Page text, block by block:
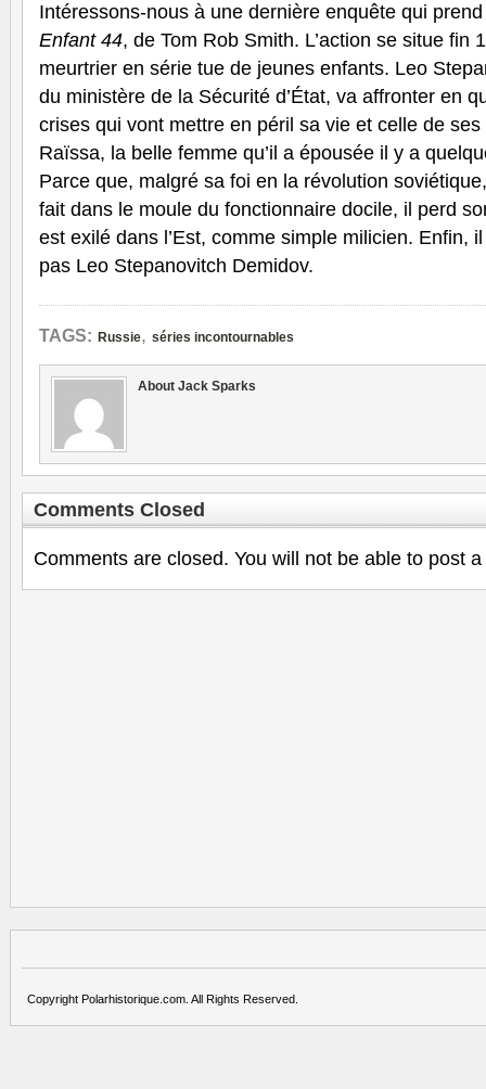
Intéressons-nous à une dernière enquête qui
Enfant 44, de Tom Rob Smith. L’action se situe fin
meurtrier en série tue de jeunes enfants. Leo
du ministère de la Sécurité d’État, va affronter en
crises qui vont mettre en péril sa vie et celle de
Raïssa, la belle femme qu’il a épousée il y a
Parce que, malgré sa foi en la révolution
fait dans le moule du fonctionnaire docile, il perd
est exilé dans l’Est, comme simple milicien. Enfin,
pas Leo Stepanovitch Demidov.
TAGS: Russie, séries incontournables
About Jack Sparks
Comments Closed
Comments are closed. You will not be able to post
Copyright Polarhistorique.com. All Rights Reserved.